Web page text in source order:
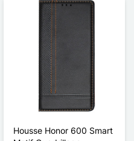
Housse Honor 600 Smart